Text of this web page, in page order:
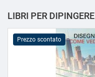
LIBRI PER DIPINGERE
Prezzo scontato